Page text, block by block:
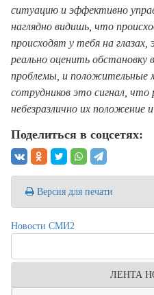
ситуацию и эффективно
наглядно видишь, что
происходят у тебя на
реально оценить обстановку
проблемы, и положительные
сотрудников это сигнал, что
небезразлично их положение
Поделиться в соцсетях:
Версия для печати
Новости СМИ2
ЛЕНТА